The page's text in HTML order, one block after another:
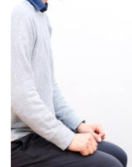
Viņi bija